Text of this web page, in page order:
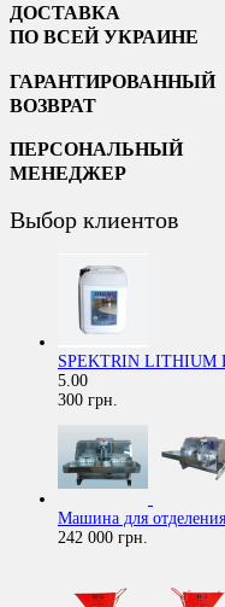
ДОСТАВКА
ПО ВСЕЙ УКРАИНЕ
ГАРАНТИРОВАННЫЙ
ВОЗВРАТ
ПЕРСОНАЛЬНЫЙ
МЕНЕДЖЕР
Выбор клиентов
SPEKTRIN LITHIUM
5.00
300 грн.
Машина для
242 000 грн.